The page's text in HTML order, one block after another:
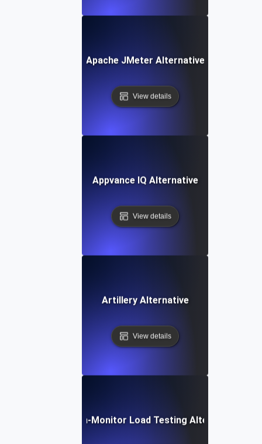
Apache JMeter Alternative
View details
Appvance IQ Alternative
View details
Artillery Alternative
View details
Dotcom-Monitor Load Testing Alternative